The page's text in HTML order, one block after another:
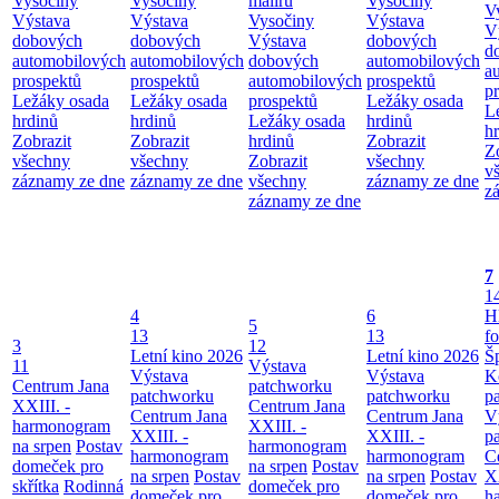
Výstava
dobových
automobilových
prospektů
Ležáky osada
hrdinů
Zobrazit
všechny
záznamy ze dne
Výstava
dobových
automobilových
prospektů
Ležáky osada
hrdinů
Zobrazit
všechny
záznamy ze dne
Vysočiny
Výstava
dobových
automobilových
prospektů
Ležáky osada
hrdinů
Zobrazit
všechny
záznamy ze dne
Výstava
dobových
automobilových
prospektů
Ležáky osada
hrdinů
Zobrazit
všechny
záznamy ze dne
3
11
Centrum Jana
XXIII. -
harmonogram
na srpen Postav
domeček pro
skřítka Rodinná
4
13
Letní kino 2026
Výstava
patchworku
Centrum Jana
XXIII. -
harmonogram
na srpen Postav
5
12
Výstava
patchworku
Centrum Jana
XXIII. -
harmonogram
na srpen Postav
domeček pro
6
13
Letní kino 2026
Výstava
patchworku
Centrum Jana
XXIII. -
harmonogram
na srpen Postav
7